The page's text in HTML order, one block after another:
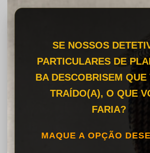
SE NOSSOS
PARTICULARES DE
BA DESCOBRISEM QUE
TRAÍDO(A), O QUE
FARIA?
MAQUE A OPÇÃO